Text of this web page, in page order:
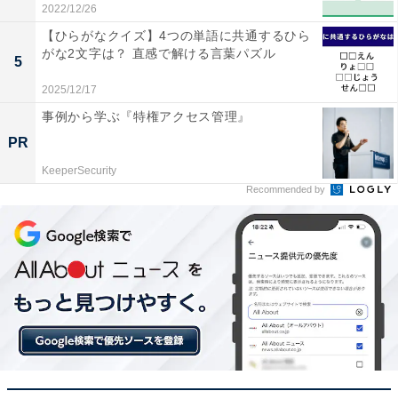
2022/12/26
5
【ひらがなクイズ】4つの単語に共通するひら
がな2文字は？ 直感で解ける言葉パズル
2025/12/17
PR
事例から学ぶ『特権アクセス管理』
KeeperSecurity
Recommended by